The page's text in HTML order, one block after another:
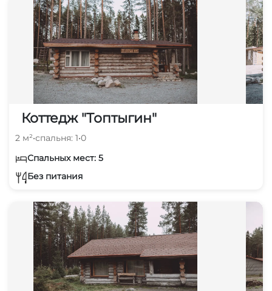
Коттедж "Топтыгин"
2 м²•спальня: 1•0
Спальных мест: 5
Без питания